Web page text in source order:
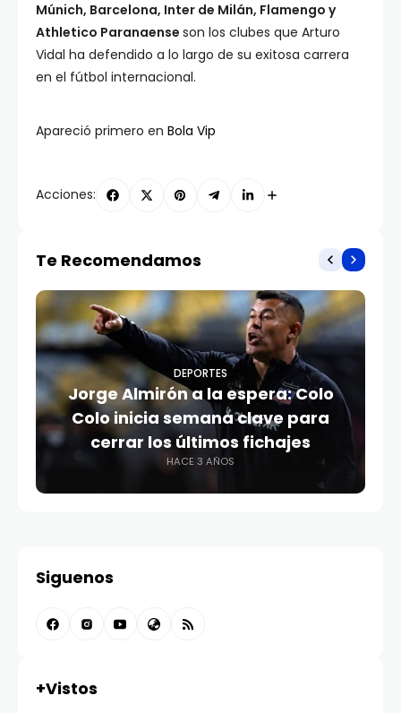
Múnich, Barcelona, Inter de Milán, Flamengo y
Athletico Paranaense son los clubes que Arturo
Vidal ha defendido a lo largo de su exitosa carrera
en el fútbol internacional.
Apareció primero en Bola Vip
Acciones:
Te Recomendamos
DEPORTES
Jorge Almirón a la espera: Colo
Colo inicia semana clave para
cerrar los últimos fichajes
HACE 3 AÑOS
Siguenos
+Vistos